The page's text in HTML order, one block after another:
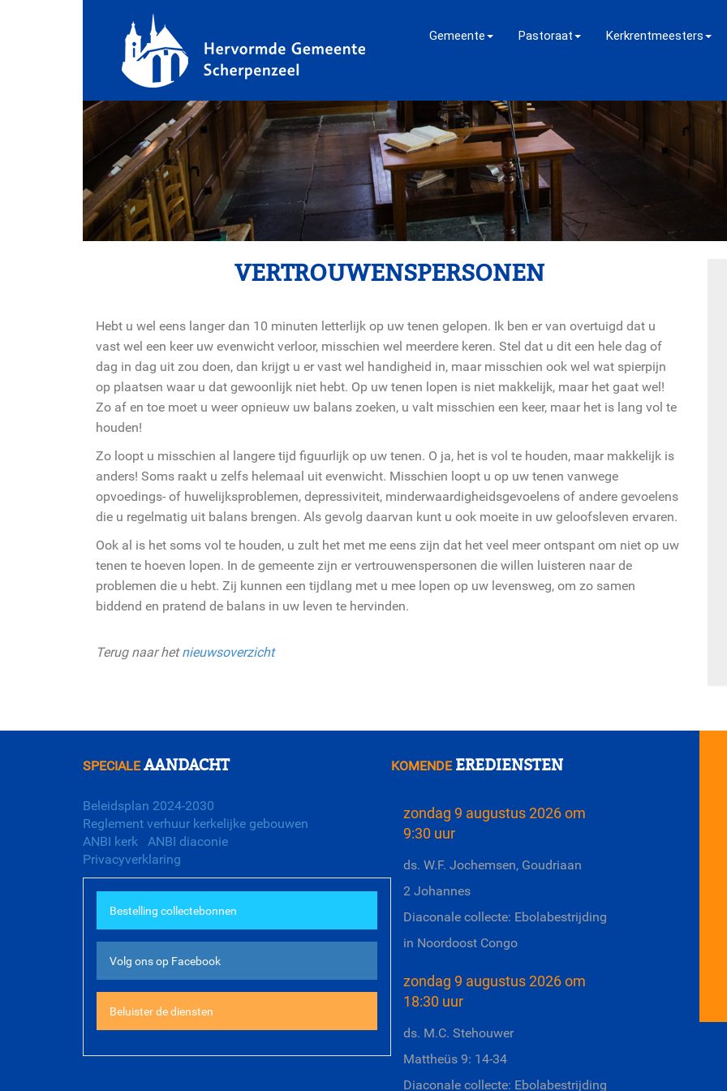
Gemeente Pastoraat Kerkrentmeesters
VERTROUWENSPERSONEN
Hebt u wel eens langer dan 10 minuten letterlijk op uw tenen gelopen. Ik ben er van overtuigd dat u
vast wel een keer uw evenwicht verloor, misschien wel meerdere keren. Stel dat u dit een hele dag of
dag in dag uit zou doen, dan krijgt u er vast wel handigheid in, maar misschien ook wel wat spierpijn
op plaatsen waar u dat gewoonlijk niet hebt. Op uw tenen lopen is niet makkelijk, maar het gaat wel!
Zo af en toe moet u weer opnieuw uw balans zoeken, u valt misschien een keer, maar het is lang vol te
houden!
Zo loopt u misschien al langere tijd figuurlijk op uw tenen. O ja, het is vol te houden, maar makkelijk is
anders! Soms raakt u zelfs helemaal uit evenwicht. Misschien loopt u op uw tenen vanwege
opvoedings- of huwelijksproblemen, depressiviteit, minderwaardigheidsgevoelens of andere gevoelens
die u regelmatig uit balans brengen. Als gevolg daarvan kunt u ook moeite in uw geloofsleven ervaren.
Ook al is het soms vol te houden, u zult het met me eens zijn dat het veel meer ontspant om niet op uw
tenen te hoeven lopen. In de gemeente zijn er vertrouwenspersonen die willen luisteren naar de
problemen die u hebt. Zij kunnen een tijdlang met u mee lopen op uw levensweg, om zo samen
biddend en pratend de balans in uw leven te hervinden.
Terug naar hetnieuwsoverzicht
SPECIALEAANDACHT
Beleidsplan 2024-2030
Reglement verhuur kerkelijke gebouwen
ANBI kerk - ANBI diaconie
Privacyverklaring
Bestelling collectebonnen
Volg ons op Facebook
Beluister de diensten
KOMENDEEREDIENSTEN
zondag 9 augustus 2026 om
9:30 uur
ds. W.F. Jochemsen, Goudriaan
2 Johannes
Diaconale collecte: Ebolabestrijding
in Noordoost Congo
zondag 9 augustus 2026 om
18:30 uur
ds. M.C. Stehouwer
Mattheüs 9: 14-34
Diaconale collecte: Ebolabestrijding